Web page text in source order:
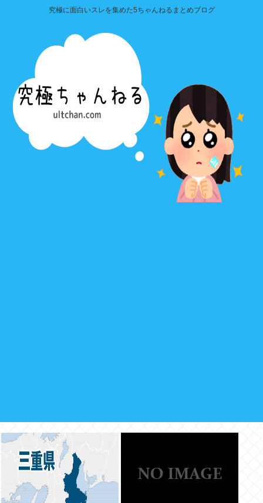
究極に面白いスレを集めた5ちゃんねるまとめブログ